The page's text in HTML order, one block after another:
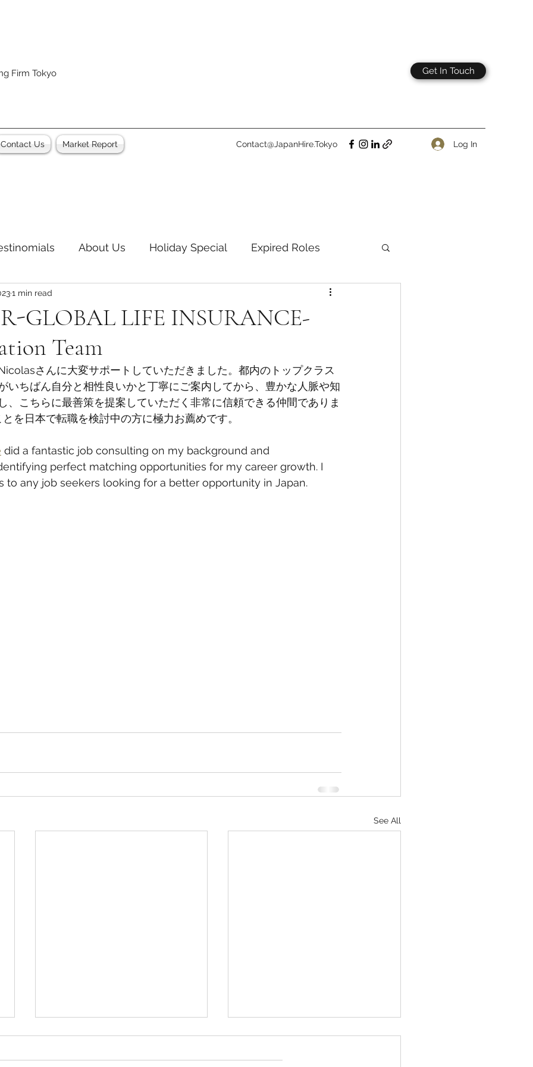
Firm Tokyo Get In Touch
Contact Us Market Report Contact@JapanHire.Tokyo Log In
About Us Holiday Special Expired Roles
GLOBAL LIFE INSURANCE-
Team
1 min read
さんに大変サポートしていただきました。都内のトップクラス
いちばん自分と相性良いかと丁寧にご案内してから、豊かな人脈や知
、こちらに最善策を提案していただく非常に信頼できる仲間でありま
を日本で転職を検討中の方に極力お薦めです。
did a fantastic job consulting on my background and
perfect matching opportunities for my career growth. I
to any job seekers looking for a better opportunity in Japan.
See All